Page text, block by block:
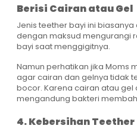
Berisi Cairan atau Gel
Jenis teether bayi ini
dengan maksud mengurangi
bayi saat menggigitnya.
Namun perhatikan jika Moms
agar cairan dan gelnya tidak
bocor. Karena cairan atau gel
mengandung bakteri
4. Kebersihan Teether